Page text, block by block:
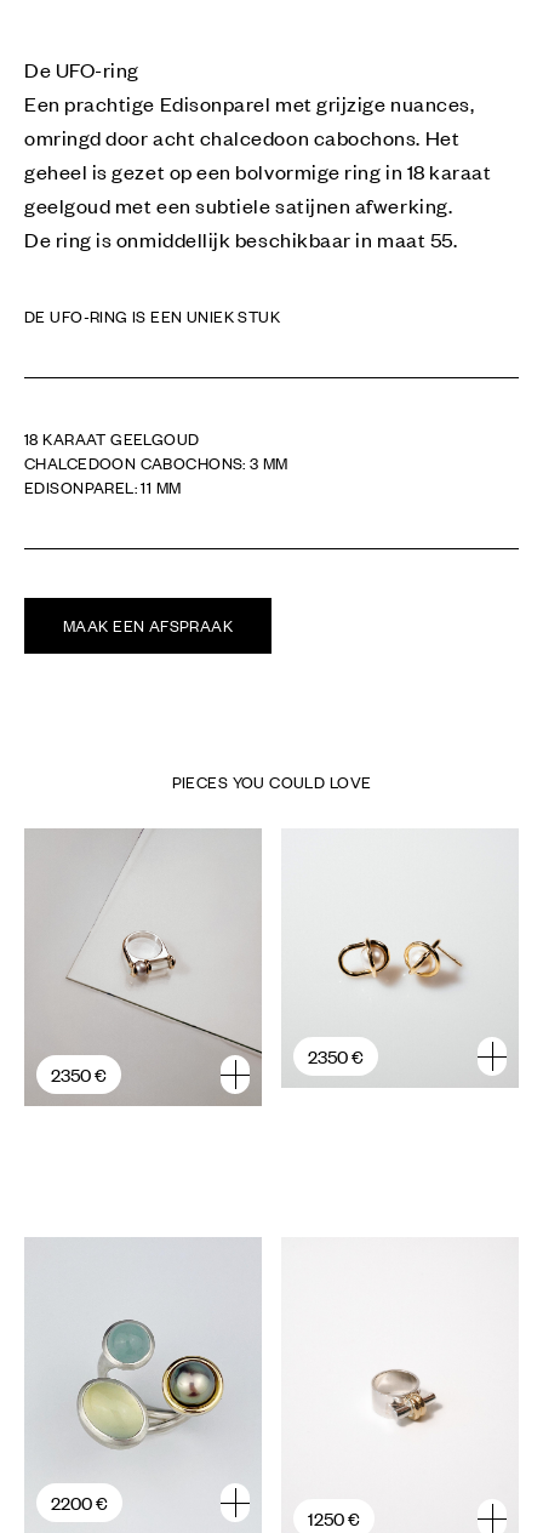
De UFO-ring
Een prachtige Edisonparel met grijzige nuances,
omringd door acht chalcedoon cabochons. Het
geheel is gezet op een bolvormige ring in 18 karaat
geelgoud met een subtiele satijnen afwerking.
De ring is onmiddellijk beschikbaar in maat 55.
DE UFO-RING IS EEN UNIEK STUK
18 KARAAT GEELGOUD
CHALCEDOON CABOCHONS: 3 MM
EDISONPAREL: 11 MM
MAAK EEN AFSPRAAK
PIECES YOU COULD LOVE
2350 €
2350 €
2200 €
1250 €